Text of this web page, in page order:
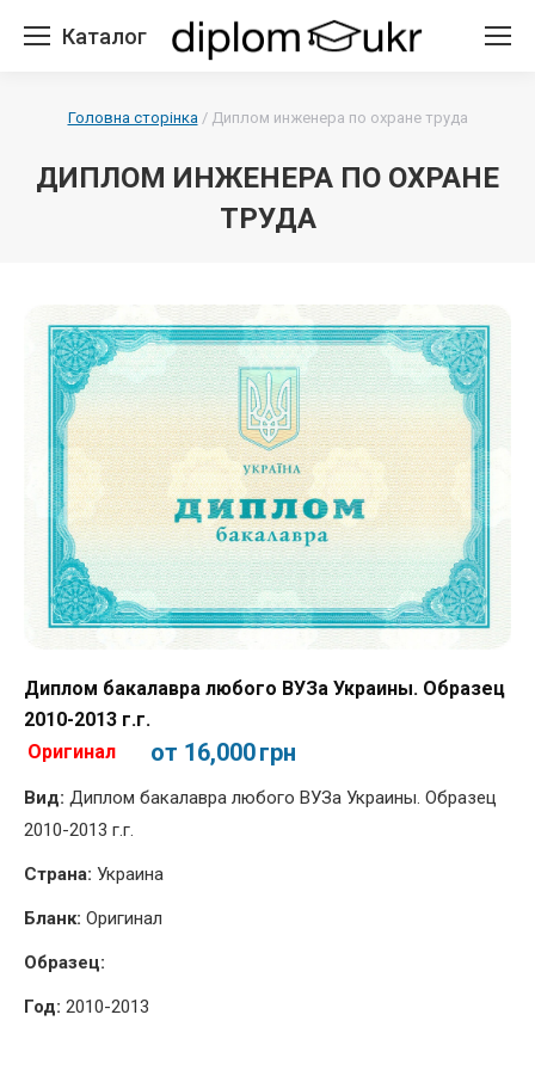
Каталог
Головна сторінка/ Диплом инженера по охране труда
ДИПЛОМ ИНЖЕНЕРА ПО ОХРАНЕ
ТРУДА
Диплом бакалавра любого ВУЗа Украины. Образец
2010-2013 г.г.
Оригинал
от 16,000грн
Вид: Диплом бакалавра любого ВУЗа Украины. Образец
2010-2013 г.г.
Страна: Украина
Бланк: Оригинал
Образец:
Год: 2010-2013